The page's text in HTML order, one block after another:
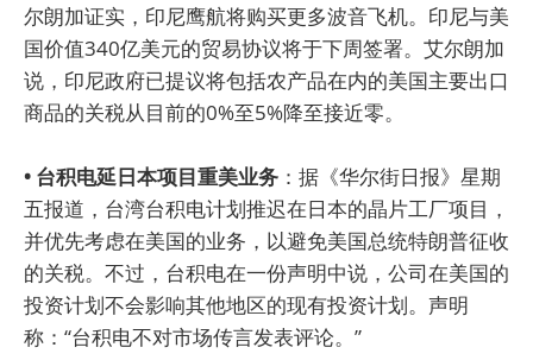
尔朗加证实，印尼鹰航将购买更多波音飞机。印尼与美
国价值340亿美元的贸易协议将于下周签署。艾尔朗加
说，印尼政府已提议将包括农产品在内的美国主要出口
商品的关税从目前的0%至5%降至接近零。
• 台积电延日本项目重美业务 ：据《华尔街日报》星期
五报道，台湾台积电计划推迟在日本的晶片工厂项目，
并优先考虑在美国的业务，以避免美国总统特朗普征收
的关税。不过，台积电在一份声明中说，公司在美国的
投资计划不会影响其他地区的现有投资计划。声明
称：“台积电不对市场传言发表评论。”